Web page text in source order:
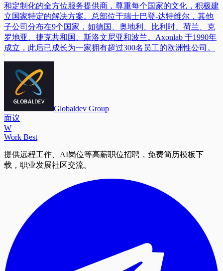
和定制化的全方位服务提供商，尊重每个国家的文化，积极建
立国家特定的解决方案。总部位于瑞士巴登-达特维尔，其他
子公司分布在9个国家，如德国、奥地利、比利时、荷兰、克
罗地亚、捷克共和国、斯洛文尼亚和波兰。Axonlab 于1990年
成立，此后已成长为一家拥有超过300名员工的欧洲性公司。
Globaldev Group
面议
W
Work Best
提供远程工作、AI岗位等高薪职位招聘，免费简历模板下
载，职业发展社区交流。